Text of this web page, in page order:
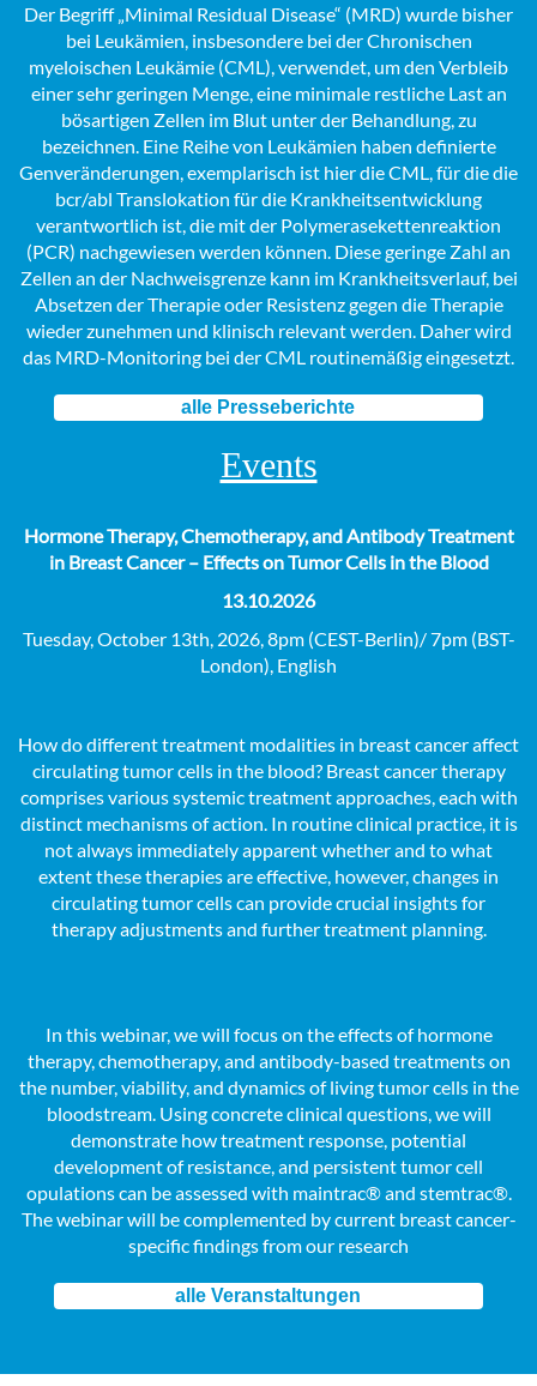
Der Begriff „Minimal Residual Disease“ (MRD) wurde bisher
bei Leukämien, insbesondere bei der Chronischen
myeloischen Leukämie (CML), verwendet, um den Verbleib
einer sehr geringen Menge, eine minimale restliche Last an
bösartigen Zellen im Blut unter der Behandlung, zu
bezeichnen. Eine Reihe von Leukämien haben definierte
Genveränderungen, exemplarisch ist hier die CML, für die die
bcr/abl Translokation für die Krankheitsentwicklung
verantwortlich ist, die mit der Polymerasekettenreaktion
(PCR) nachgewiesen werden können. Diese geringe Zahl an
Zellen an der Nachweisgrenze kann im Krankheitsverlauf, bei
Absetzen der Therapie oder Resistenz gegen die Therapie
wieder zunehmen und klinisch relevant werden. Daher wird
das MRD-Monitoring bei der CML routinemäßig eingesetzt.
alle Presseberichte
Events
Hormone Therapy, Chemotherapy, and Antibody Treatment
in Breast Cancer – Effects on Tumor Cells in the Blood
13.10.2026
Tuesday, October 13th, 2026, 8pm (CEST-Berlin)/ 7pm (BST-
London), English
How do different treatment modalities in breast cancer affect
circulating tumor cells in the blood? Breast cancer therapy
comprises various systemic treatment approaches, each with
distinct mechanisms of action. In routine clinical practice, it is
not always immediately apparent whether and to what
extent these therapies are effective, however, changes in
circulating tumor cells can provide crucial insights for
therapy adjustments and further treatment planning.
In this webinar, we will focus on the effects of hormone
therapy, chemotherapy, and antibody-based treatments on
the number, viability, and dynamics of living tumor cells in the
bloodstream. Using concrete clinical questions, we will
demonstrate how treatment response, potential
development of resistance, and persistent tumor cell
opulations can be assessed with maintrac® and stemtrac®.
The webinar will be complemented by current breast cancer-
specific findings from our research
alle Veranstaltungen